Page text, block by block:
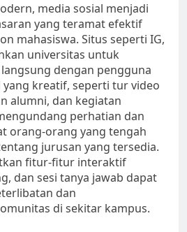
media sosial menjadi
yang teramat efektif
mahasiswa. Situs seperti IG,
universitas untuk
dengan pengguna
kreatif, seperti tur video
alumni, dan kegiatan
perhatian dan
orang-orang yang tengah
jurusan yang tersedia.
fitur-fitur interaktif
dan sesi tanya jawab dapat
dan
di sekitar kampus.